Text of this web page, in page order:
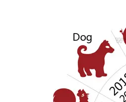
九寨溝
グループ情報